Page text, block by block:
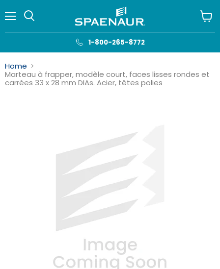
1-800-265-8772
le
Home
Marteau à frapper, modèle court, faces lisses rondes et
carrées 33 x 28 mm DIAs. Acier, têtes polies